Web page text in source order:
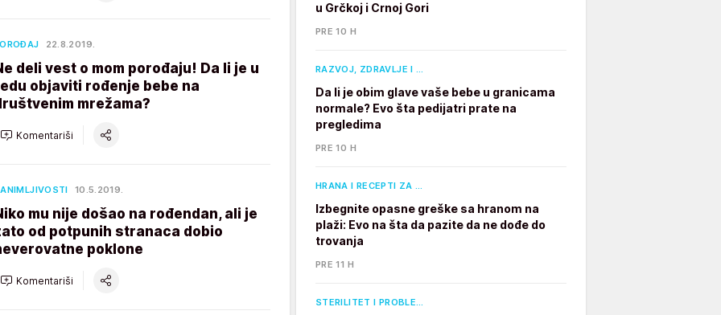
22.8.2019.
deli vest o mom porođaju! Da li je u
objaviti rođenje bebe na
mrežama?
Komentariši
10.5.2019.
mu nije došao na rođendan, ali je
od potpunih stranaca dobio
poklone
Komentariši
u Grčkoj i Crnoj Gori
PRE 10 H
RAZVOJ, ZDRAVLJE I …
Da li je obim glave vaše bebe u granicama
normale? Evo šta pedijatri prate na
pregledima
PRE 10 H
HRANA I RECEPTI ZA …
Izbegnite opasne greške sa hranom na
plaži: Evo na šta da pazite da ne dođe do
trovanja
PRE 11 H
STERILITET I PROBLE…